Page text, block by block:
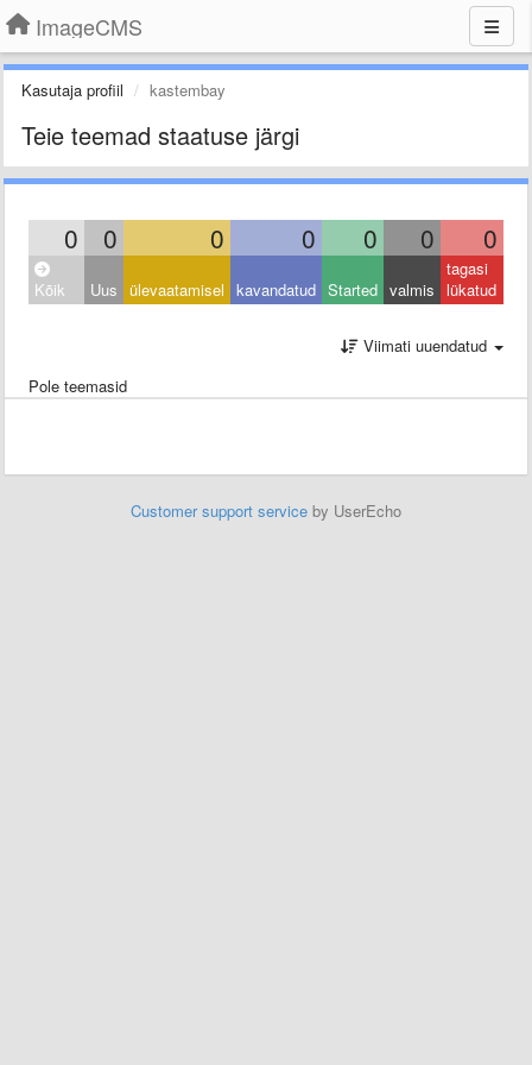
ImageCMS
Kasutaja profiil kastembay
Teie teemad staatuse järgi
0 0 0 0 0 0 0
Kõik Uus ülevaatamisel kavandatud Started valmis
tagasi
lükatud
Viimati uuendatud
Pole teemasid
Customer support service by UserEcho